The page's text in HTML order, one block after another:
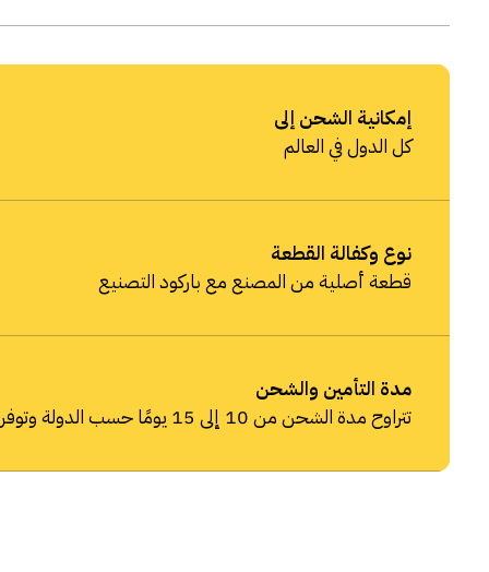
إمكانية الشحن إلى
كل الدول في العالم
نوع وكفالة القطعة
قطعة أصلية من المصنع مع باركود التصنيع
مدة التأمين والشحن
تتراوح مدة الشحن من 10 إلى 15 يومًا حسب الدولة وتوفر شركات الشحن